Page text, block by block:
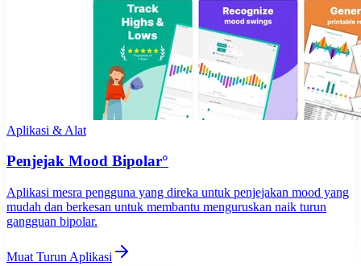
Aplikasi & Alat
Penjejak Mood Bipolar°
Aplikasi mesra pengguna yang direka untuk penjejakan mood yang
mudah dan berkesan untuk membantu menguruskan naik turun
gangguan bipolar.
Muat Turun Aplikasi